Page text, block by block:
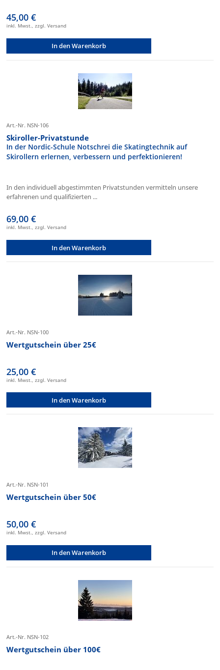
45,00 €
inkl. Mwst., zzgl. Versand
In den Warenkorb
Art.-Nr. NSN-106
Skiroller-Privatstunde
In der Nordic-Schule Notschrei die Skatingtechnik auf
Skirollern erlernen, verbessern und perfektionieren!
In den individuell abgestimmten Privatstunden vermitteln unsere
erfahrenen und qualifizierten ...
69,00 €
inkl. Mwst., zzgl. Versand
In den Warenkorb
Art.-Nr. NSN-100
Wertgutschein über 25€
25,00 €
inkl. Mwst., zzgl. Versand
In den Warenkorb
Art.-Nr. NSN-101
Wertgutschein über 50€
50,00 €
inkl. Mwst., zzgl. Versand
In den Warenkorb
Art.-Nr. NSN-102
Wertgutschein über 100€